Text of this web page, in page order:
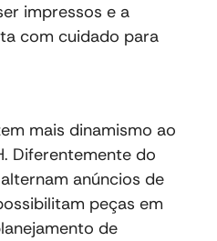
impressos e a
com cuidado para
mais dinamismo ao
Diferentemente do
anúncios de
peças em
de